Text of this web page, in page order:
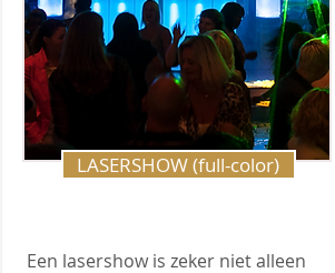
LASERSHOW (full-color)
Een lasershow is zeker niet alleen